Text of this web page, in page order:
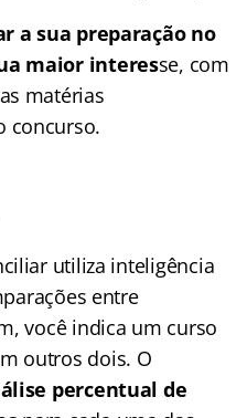
a sua preparação no
maior interesse, com
matérias
concurso.
utiliza inteligência
entre
você indica um curso
outros dois. O
percentual de